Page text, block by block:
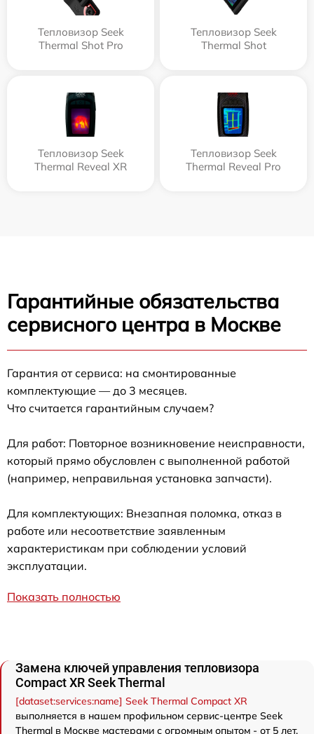
Тепловизор Seek
Thermal Shot Pro
Тепловизор Seek
Thermal Shot
Тепловизор Seek
Thermal Reveal XR
Тепловизор Seek
Thermal Reveal Pro
Гарантийные обязательства
сервисного центра в Москве
Гарантия от сервиса: на смонтированные
комплектующие — до 3 месяцев.
Что считается гарантийным случаем?
Для работ: Повторное возникновение неисправности,
который прямо обусловлен с выполненной работой
(например, неправильная установка запчасти).
Для комплектующих: Внезапная поломка, отказ в
работе или несоответствие заявленным
характеристикам при соблюдении условий
эксплуатации.
Показать полностью
Замена ключей управления тепловизора
Compact XR Seek Thermal
[dataset:services:name] Seek Thermal Compact XR
выполняется в нашем профильном сервис-центре Seek
Thermal в Москве мастерами с огромным опытом - от 5 лет.